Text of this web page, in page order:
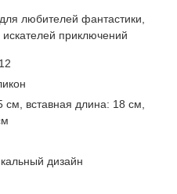
любителей фантастики,
приключений
вставная длина: 18 см,
дизайн